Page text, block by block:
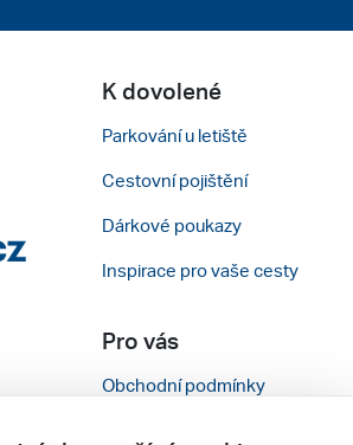
K dovolené
Parkování u letiště
Cestovní pojištění
Dárkové poukazy
Inspirace pro vaše cesty
Pro vás
Obchodní podmínky